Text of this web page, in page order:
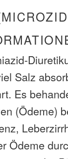
Salz
Es
(Ödeme)
Ödeme